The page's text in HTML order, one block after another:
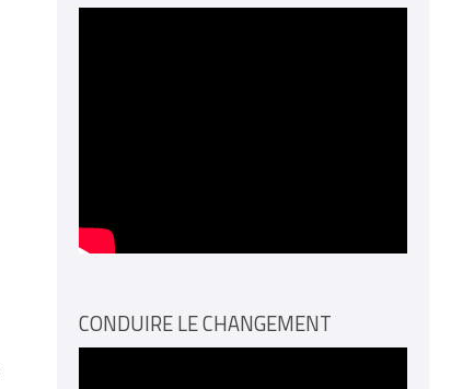
CONDUIRE LE CHANGEMENT